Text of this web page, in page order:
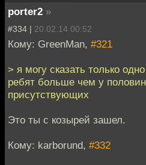
porter2 »
#334 | 20.02.14 00:52
Кому: GreenMan, #321
> я могу сказать только
ребят больше чем у
присутствующих
Это ты с козырей зашел.
Кому: karborund, #332